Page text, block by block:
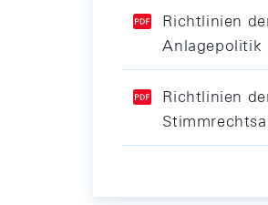
Richtlinien
Anlagepolitik
Richtlinien